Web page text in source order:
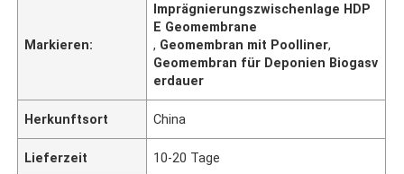
Markieren:
Imprägnierungszwischenlage HDP
E Geomembrane
, Geomembran mit Poolliner,
Geomembran für Deponien Biogasv
erdauer
Herkunftsort China
Lieferzeit 10-20 Tage